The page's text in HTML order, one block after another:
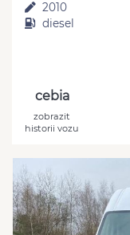
2010
diesel
cebia
zobrazit
historii vozu